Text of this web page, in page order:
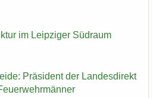
im Leip­zi­ger Süd­raum
Prä­si­dent der Lan­des­di­rek­t